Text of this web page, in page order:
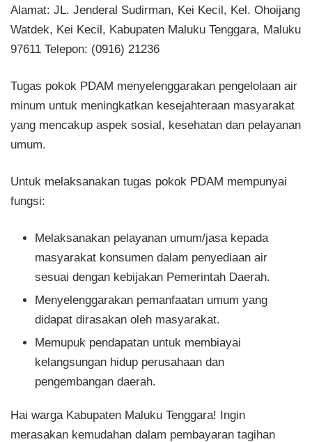
Alamat: JL. Jenderal Sudirman, Kei Kecil, Kel. Ohoijang
Watdek, Kei Kecil, Kabupaten Maluku Tenggara, Maluku
97611 Telepon: (0916) 21236
Tugas pokok PDAM menyelenggarakan pengelolaan air
minum untuk meningkatkan kesejahteraan masyarakat
yang mencakup aspek sosial, kesehatan dan pelayanan
umum.
Untuk melaksanakan tugas pokok PDAM mempunyai
fungsi:
Melaksanakan pelayanan umum/jasa kepada
masyarakat konsumen dalam penyediaan air
sesuai dengan kebijakan Pemerintah Daerah.
Menyelenggarakan pemanfaatan umum yang
didapat dirasakan oleh masyarakat.
Memupuk pendapatan untuk membiayai
kelangsungan hidup perusahaan dan
pengembangan daerah.
Hai warga Kabupaten Maluku Tenggara! Ingin
merasakan kemudahan dalam pembayaran tagihan